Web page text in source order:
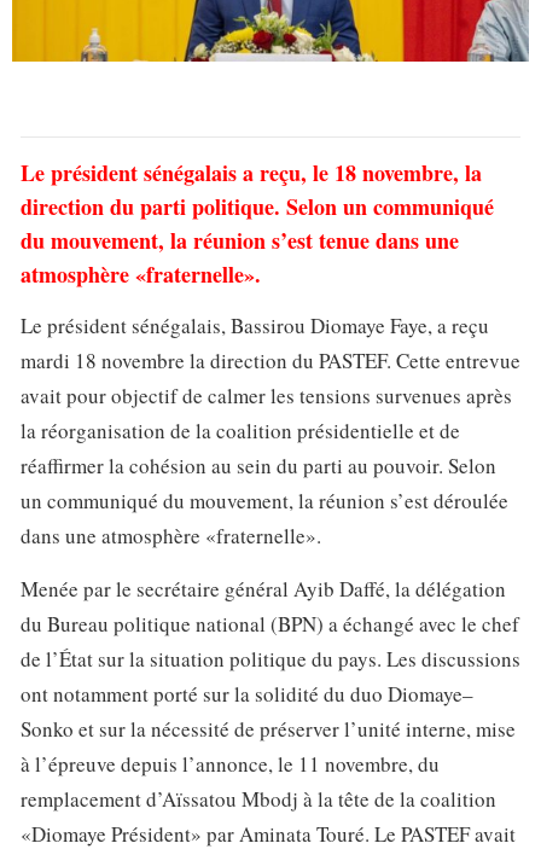
Le président sénégalais a reçu, le 18 novembre, la
direction du parti politique. Selon un communiqué
du mouvement, la réunion s’est tenue dans une
atmosphère «fraternelle».
Le président sénégalais, Bassirou Diomaye Faye, a reçu
mardi 18 novembre la direction du PASTEF. Cette entrevue
avait pour objectif de calmer les tensions survenues après
la réorganisation de la coalition présidentielle et de
réaffirmer la cohésion au sein du parti au pouvoir. Selon
un communiqué du mouvement, la réunion s’est déroulée
dans une atmosphère «fraternelle».
Menée par le secrétaire général Ayib Daffé, la délégation
du Bureau politique national (BPN) a échangé avec le chef
de l’État sur la situation politique du pays. Les discussions
ont notamment porté sur la solidité du duo Diomaye–
Sonko et sur la nécessité de préserver l’unité interne, mise
à l’épreuve depuis l’annonce, le 11 novembre, du
remplacement d’Aïssatou Mbodj à la tête de la coalition
«Diomaye Président» par Aminata Touré. Le PASTEF avait